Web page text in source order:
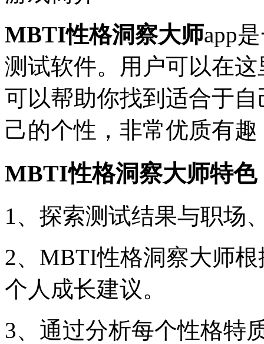
MBTI性格洞察大师app
测试软件。用户可以在
可以帮助你找到适合于
己的个性，非常优质有
MBTI性格洞察大师特色
1、探索测试结果与职场
2、MBTI性格洞察大师
个人成长建议。
3、通过分析每个性格特